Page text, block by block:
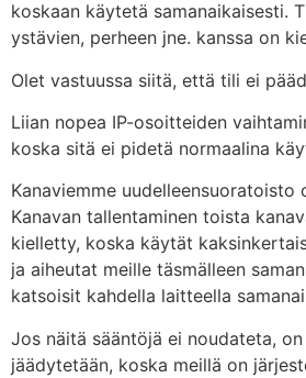
koskaan käytetä samanaikaisesti.
ystävien, perheen jne. kanssa on
Olet vastuussa siitä, että tili ei
Liian nopea IP-osoitteiden
koska sitä ei pidetä normaalina
Kanaviemme uudelleensuoratoisto
Kanavan tallentaminen toista
kielletty, koska käytät
ja aiheutat meille täsmälleen
katsoisit kahdella laitteella
Jos näitä sääntöjä ei noudateta,
jäädytetään, koska meillä on